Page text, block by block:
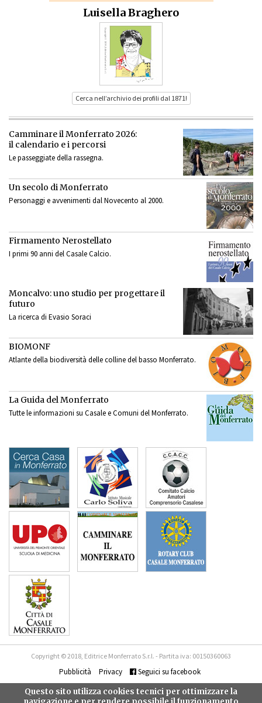
Luisella Braghero
Cerca nell’archivio dei profili dal 1871!
Camminare il Monferrato 2026:
il calendario e i percorsi
Le passeggiate della rassegna.
Un secolo di Monferrato
Personaggi e avvenimenti dal Novecento al 2000.
Firmamento Nerostellato
I primi 90 anni del Casale Calcio.
Moncalvo: uno studio per progettare il
futuro
La ricerca di Evasio Soraci
BIOMONF
Atlante della biodiversità delle colline del basso Monferrato.
La Guida del Monferrato
Tutte le informazioni su Casale e Comuni del Monferrato.
Copyright © 2018, Editrice Monferrato S.r.l. - Partita iva: 00150360063
Pubblicità Privacy Seguici su facebook
Questo sito utilizza cookies tecnici per ottimizzare la